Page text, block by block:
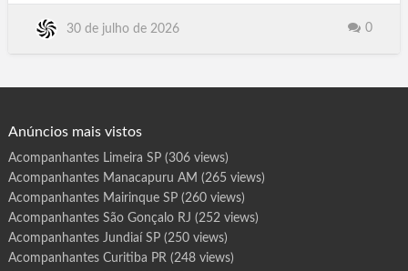
Rio de Janeiro, Teresina .PI, Recife PE, Curitiba PR, João Pessoa
t
r
e
r
m
a
o
i
S
P
30 de julho de 2026 0
Anúncios mais vistos
Acompanhantes Limeira SP(306 views)
Acompanhantes Manacapuru AM (265 views)
Acompanhantes Mairinque SP(260 views)
Acompanhantes São Gonçalo RJ (252 views)
Acompanhantes Jundiaí SP(250 views)
Acompanhantes Curitiba PR(248 views)